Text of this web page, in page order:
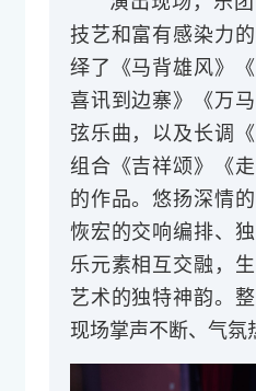
技艺和富有感染力
绎了《马背雄风》
喜讯到边寨》《万
弦乐曲，以及长调
组合《吉祥颂》《
的作品。悠扬深情
恢宏的交响编排、
乐元素相互交融，
艺术的独特神韵。
现场掌声不断、气氛